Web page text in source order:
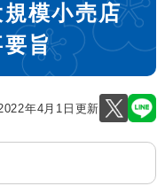
模小売店
旨
年4月1日更新